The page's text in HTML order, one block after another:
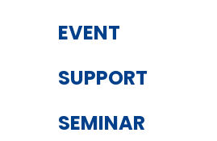
EVENT
SUPPORT
SEMINAR